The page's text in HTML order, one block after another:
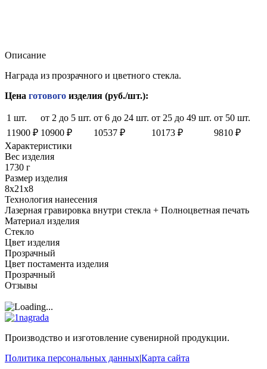
Описание
Награда из прозрачного и цветного стекла.
Цена готового изделия (руб./шт.):
1 шт. от 2 до 5 шт. от 6 до 24 шт. от 25 до 49 шт. от 50 шт.
11900 ₽ 10900 ₽ 10537 ₽ 10173 ₽
9810 ₽
Характеристики
Вес изделия
1730 г
Размер изделия
8x21x8
Технология нанесения
Лазерная гравировка внутри стекла + Полноцветная печать
Материал изделия
Стекло
Цвет изделия
Прозрачный
Цвет постамента изделия
Прозрачный
Отзывы
Производство и изготовление сувенирной продукции.
Политика персональных данных|Карта сайта